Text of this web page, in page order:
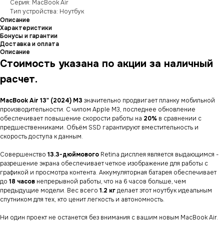
Серия: MacBook Air
Тип устройства: Ноутбук
Описание
Характеристики
Бонусы и гарантии
Доставка и оплата
Описание
Стоимость указана по акции за наличный
расчет.
MacBook Air 13" (2024) M3 значительно продвигает планку мобильной
производительности. С чипом Apple M3, последнее обновление
обеспечивает повышение скорости работы на 20% в сравнении с
предшественниками. Объём SSD гарантируют вместительность и
скорость доступа к данным.
Совершенство 13.3-дюймового Retina дисплея является выдающимся -
разрешение экрана обеспечивает четкое изображение для работы с
графикой и просмотра контента. Аккумуляторная батарея обеспечивает
до 18 часов непрерывной работы, что на 6 часов больше, чем
предыдущие модели. Вес всего 1.2 кгделает этот ноутбук идеальным
спутником для тех, кто ценит легкость и автономность.
Ни один проект не останется без внимания с вашим новым MacBook Air.